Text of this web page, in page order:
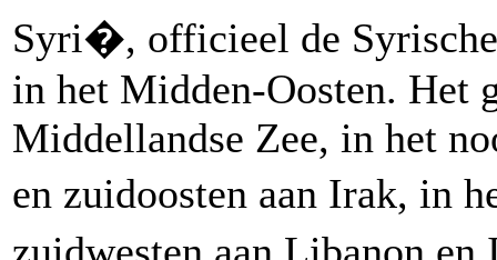
Syri�, officieel de
in het Midden-Oosten. Het
Middellandse Zee, in het
en zuidoosten aan Irak, in